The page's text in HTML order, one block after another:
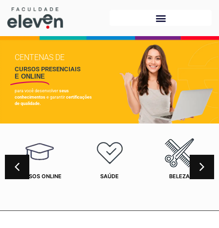
CENTENAS DE
CURSOS PRESENCIAIS
E ONLINE
para você desenvolver seus
conhecimentos e garantir certificações
de qualidade.
CURSOS ONLINE SAÚDE BELEZA